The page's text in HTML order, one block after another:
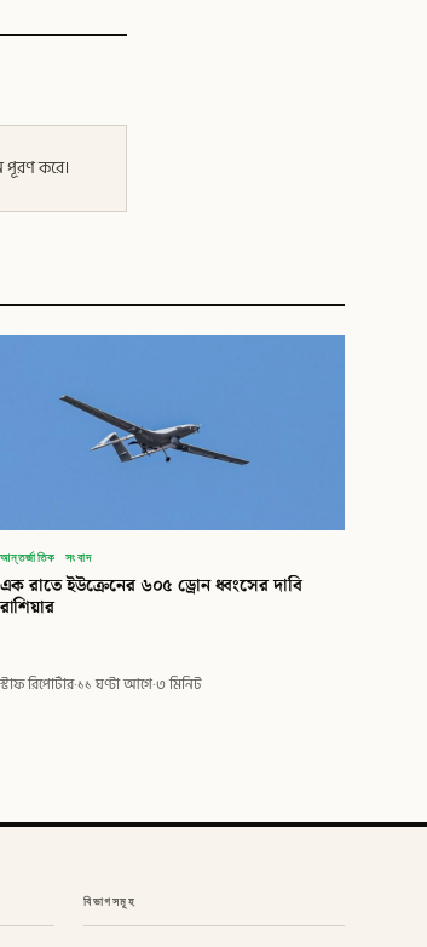
পূরণ করে।
আন্তর্জাতিক সংবাদ
এক রাতে ইউক্রেনের ৬০৫ ড্রোন ধ্বংসের দাবি
রাশিয়ার
স্টাফ রিপোর্টার·১১ ঘণ্টা আগে·৩ মিনিট
বিভাগসমূহ